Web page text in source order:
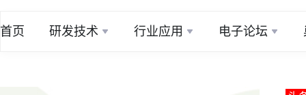
首页 研发技术 行业应用 电子论坛